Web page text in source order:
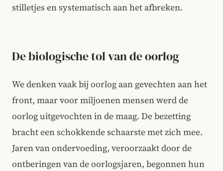
stilletjes en systematisch aan het afbreken.
De biologische tol van de oorlog
We denken vaak bij oorlog aan gevechten aan het
front, maar voor miljoenen mensen werd de
oorlog uitgevochten in de maag. De bezetting
bracht een schokkende schaarste met zich mee.
Jaren van ondervoeding, veroorzaakt door de
ontberingen van de oorlogsjaren, begonnen hun